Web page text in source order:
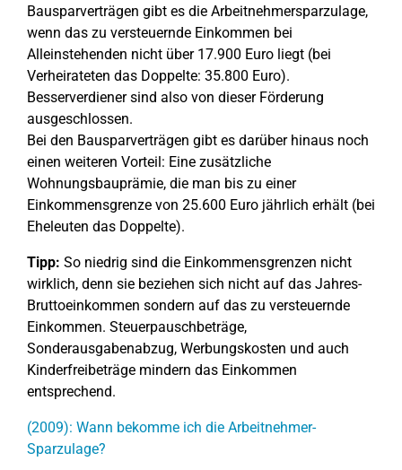
Bausparverträgen gibt es die Arbeitnehmersparzulage,
wenn das zu versteuernde Einkommen bei
Alleinstehenden nicht über 17.900 Euro liegt (bei
Verheirateten das Doppelte: 35.800 Euro).
Besserverdiener sind also von dieser Förderung
ausgeschlossen.
Bei den Bausparverträgen gibt es darüber hinaus noch
einen weiteren Vorteil: Eine zusätzliche
Wohnungsbauprämie, die man bis zu einer
Einkommensgrenze von 25.600 Euro jährlich erhält (bei
Eheleuten das Doppelte).
Tipp: So niedrig sind die Einkommensgrenzen nicht
wirklich, denn sie beziehen sich nicht auf das Jahres-
Bruttoeinkommen sondern auf das zu versteuernde
Einkommen. Steuerpauschbeträge,
Sonderausgabenabzug, Werbungskosten und auch
Kinderfreibeträge mindern das Einkommen
entsprechend.
(2009): Wann bekomme ich die Arbeitnehmer-
Sparzulage?